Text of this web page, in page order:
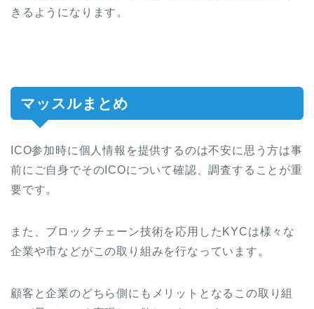
きるようになります。
マッスルまとめ
ICO参加時に個人情報を提供するのは不安に思う方は事
前にご自身でそのICOについて確認、調査することが重
要です。
また、ブロックチェーン技術を応用したKYCは様々な
企業や市などがこの取り組みを行なっています。
顧客と企業のどちら側にもメリットとなるこの取り組